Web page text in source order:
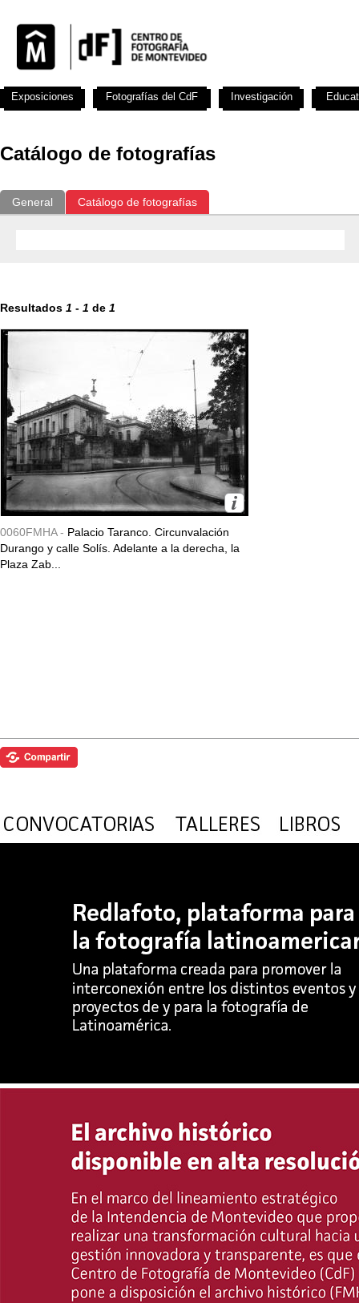
Catálogo de fotografías
General Catálogo de fotografías
Resultados 1 - 1 de 1
0060FMHA - Palacio Taranco. Circunvalación
Durango y calle Solís. Adelante a la derecha, la
Plaza Zab...
Exposiciones Fotografías del CdF Investigación